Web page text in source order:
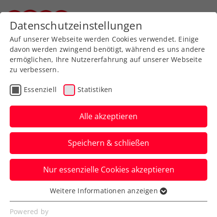
Zurück zur Newsübersicht
WTA
WTA Jiujiang:
Traumwoche von Tagger
endet erst im Finale
Der ÖTV-Shootingstar muss sich in China
im WTA-Premierenendspiel Anna
Blinkova geschlagen geben.
Verfasst von: Manuel Wachta, 02.11.2025
Datenschutzeinstellungen
Auf unserer Webseite werden Cookies verwendet. Einige
davon werden zwingend benötigt, während es uns andere
ermöglichen, Ihre Nutzererfahrung auf unserer Webseite
zu verbessern.
Essenziell Statistiken
Alle akzeptieren
Speichern & schließen
Nur essenzielle Cookies akzeptieren
Essenziell
Essenzielle Cookies werden für grundlegende
Weitere Informationen anzeigen
Powered by